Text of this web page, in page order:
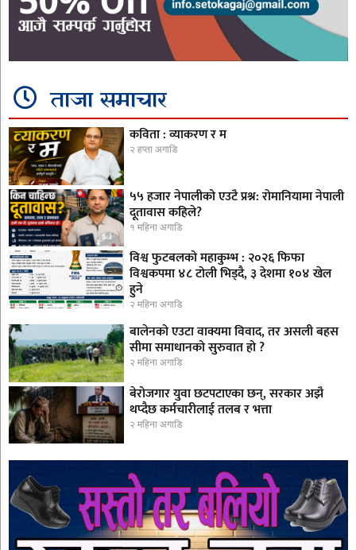
ताजा समाचार
कविता : व्याकरण र म
२ हप्ता अगाडि
५५ हजार नेपालीको एउटै प्रश्न: रोमानियामा नेपाली
दूतावास कहिले?
१ महिना अगाडि
विश्व फुटबलको महाकुम्भ : २०२६ फिफा
विश्वकपमा ४८ टोली भिड्दै, ३ देशमा १०४ खेल
हुने
२ महिना अगाडि
बालेनको एउटा वाक्यमा विवाद, तर असली बहस
सीमा समाधानको सुरुवात हो ?
२ महिना अगाडि
बेरोजगार युवा छटपटाएका छन्, सरकार अझै
थप्दैछ कर्मचारीलाई तलब र भत्ता
२ महिना अगाडि